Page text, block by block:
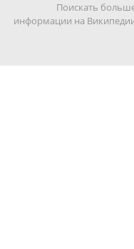
Поискать
информации на